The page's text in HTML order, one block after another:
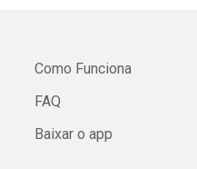
Como Funciona
FAQ
Baixar o app